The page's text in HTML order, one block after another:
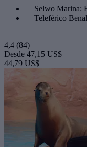
Selwo Marina:
Teleférico
4,4 (84)
Desde 47,15 US$
44,79 US$